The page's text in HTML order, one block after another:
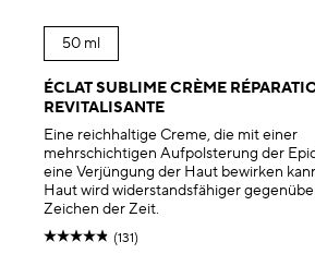
50 ml
ÉCLAT SUBLIME CRÈME
REVITALISANTE
Eine reichhaltige Creme, die mit einer
mehrschichtigen Aufpolsterung der
eine Verjüngung der Haut bewirken
Haut wird widerstandsfähiger
Zeichen der Zeit.
(131)